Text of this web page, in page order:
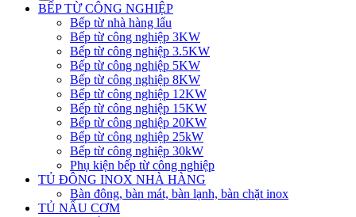
BẾP TỪ CÔNG NGHIỆP
Bếp từ nhà hàng lẩu
Bếp từ công nghiệp 3KW
Bếp từ công nghiệp 3.5KW
Bếp từ công nghiệp 5KW
Bếp từ công nghiệp 8KW
Bếp từ công nghiệp 12KW
Bếp từ công nghiệp 15KW
Bếp từ công nghiệp 20KW
Bếp từ công nghiệp 25kW
Bếp từ công nghiệp 30kW
Phụ kiện bếp từ công nghiệp
TỦ ĐÔNG INOX NHÀ HÀNG
Bàn đông, bàn mát, bàn lạnh, bàn chặt inox
TỦ NẤU CƠM